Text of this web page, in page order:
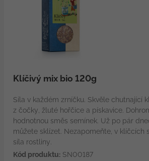
Klíčivý mix bio 120g
Síla v každém zrníčku. Skvěle chutnající
z čočky, žluté hořčice a pískavice.
hodnotnou směs semínek. Už po pár
můžete sklízet. Nezapomeňte, v klíčcích
síla rostliny.
Kód produktu:SN00187